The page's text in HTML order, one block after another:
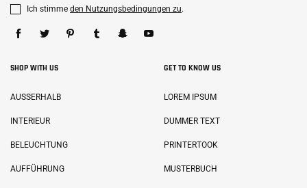
Ich stimme den Nutzungsbedingungen zu.
SHOP WITH US
AUSSERHALB
INTERIEUR
BELEUCHTUNG
AUFFÜHRUNG
GET TO KNOW US
LOREM IPSUM
DUMMER TEXT
PRINTERTOOK
MUSTERBUCH